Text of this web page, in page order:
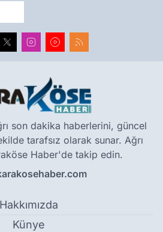
son dakika haberlerini, güncel
tarafsız olarak sunar. Ağrı
Haber'de takip edin.
Hakkımızda
Künye